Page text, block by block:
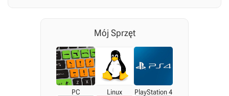
Mój Sprzęt
PC Linux PlayStation 4